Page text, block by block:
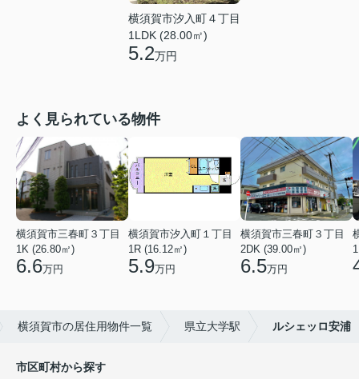
横須賀市汐入町４丁目
1LDK (28.00㎡)
5.2万円
よく見られている物件
横須賀市三春町３丁目
1K (26.80㎡)
6.6万円
横須賀市汐入町１丁目
1R (16.12㎡)
5.9万円
横須賀市三春町３丁目
2DK (39.00㎡)
6.5万円
横須賀市の居住用物件一覧 県立大学駅 ルシェッロ安浦
市区町村から探す